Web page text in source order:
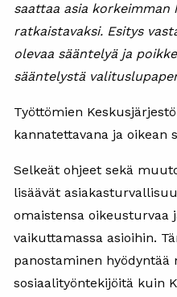
saattaa asia
ratkaistavaksi. Esitys
olevaa sääntelyä ja
sääntelystä
Työttömien
kannatettavana ja oikean
Selkeät ohjeet sekä
lisäävät
omaistensa
vaikuttamassa asioihin.
panostaminen hyödyntää
sosiaalityöntekijöitä kuin